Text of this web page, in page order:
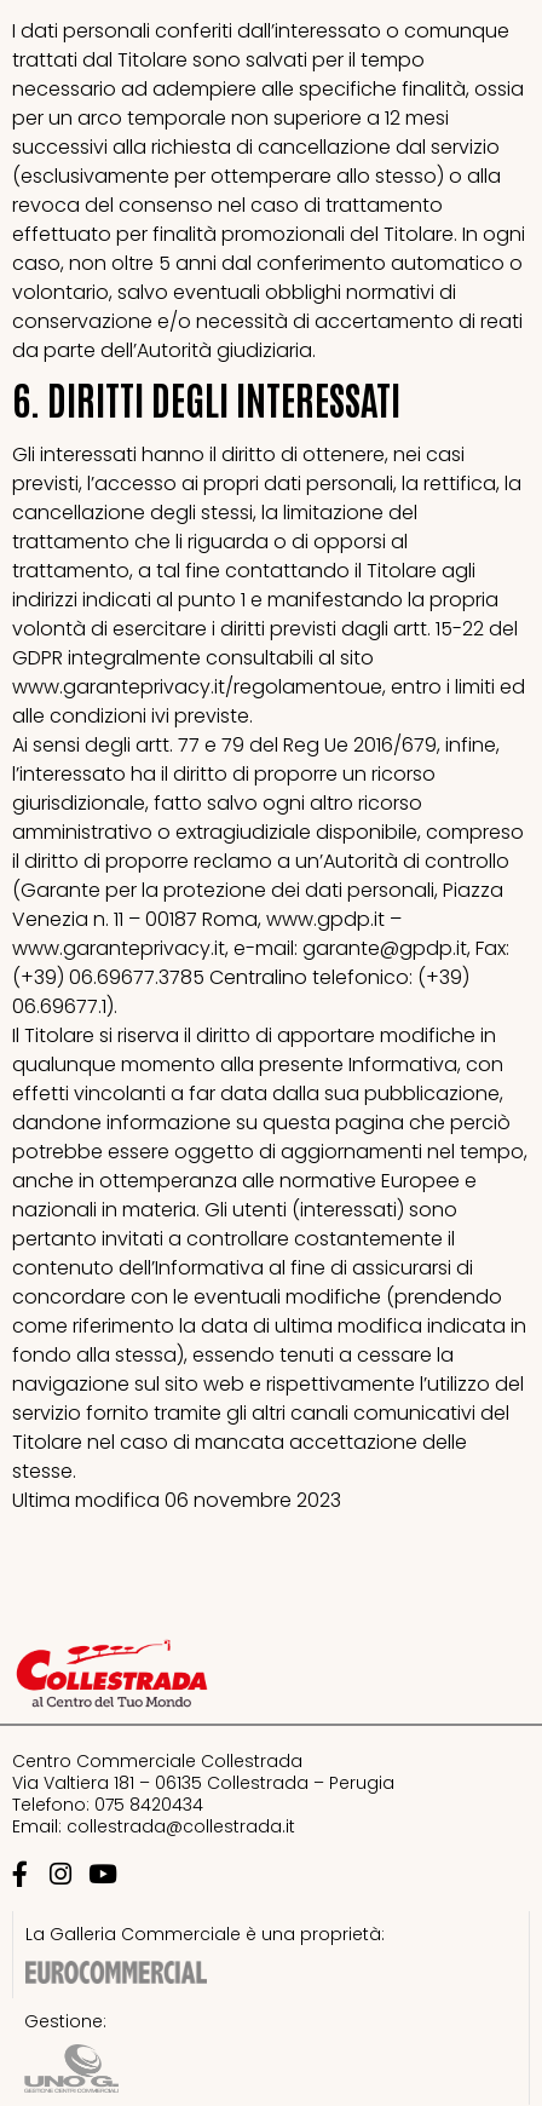
I dati personali conferiti dall’interessato o comunque
trattati dal Titolare sono salvati per il tempo
necessario ad adempiere alle specifiche finalità, ossia
per un arco temporale non superiore a 12 mesi
successivi alla richiesta di cancellazione dal servizio
(esclusivamente per ottemperare allo stesso) o alla
revoca del consenso nel caso di trattamento
effettuato per finalità promozionali del Titolare. In ogni
caso, non oltre 5 anni dal conferimento automatico o
volontario, salvo eventuali obblighi normativi di
conservazione e/o necessità di accertamento di reati
da parte dell’Autorità giudiziaria.
6. DIRITTI DEGLI INTERESSATI
Gli interessati hanno il diritto di ottenere, nei casi
previsti, l’accesso ai propri dati personali, la rettifica, la
cancellazione degli stessi, la limitazione del
trattamento che li riguarda o di opporsi al
trattamento, a tal fine contattando il Titolare agli
indirizzi indicati al punto 1 e manifestando la propria
volontà di esercitare i diritti previsti dagli artt. 15-22 del
GDPR integralmente consultabili al sito
www.garanteprivacy.it/regolamentoue, entro i limiti ed
alle condizioni ivi previste.
Ai sensi degli artt. 77 e 79 del Reg Ue 2016/679, infine,
l’interessato ha il diritto di proporre un ricorso
giurisdizionale, fatto salvo ogni altro ricorso
amministrativo o extragiudiziale disponibile, compreso
il diritto di proporre reclamo a un’Autorità di controllo
(Garante per la protezione dei dati personali, Piazza
Venezia n. 11 – 00187 Roma, www.gpdp.it –
www.garanteprivacy.it, e-mail: garante@gpdp.it, Fax:
(+39) 06.69677.3785 Centralino telefonico: (+39)
06.69677.1).
Il Titolare si riserva il diritto di apportare modifiche in
qualunque momento alla presente Informativa, con
effetti vincolanti a far data dalla sua pubblicazione,
dandone informazione su questa pagina che perciò
potrebbe essere oggetto di aggiornamenti nel tempo,
anche in ottemperanza alle normative Europee e
nazionali in materia. Gli utenti (interessati) sono
pertanto invitati a controllare costantemente il
contenuto dell’Informativa al fine di assicurarsi di
concordare con le eventuali modifiche (prendendo
come riferimento la data di ultima modifica indicata in
fondo alla stessa), essendo tenuti a cessare la
navigazione sul sito web e rispettivamente l’utilizzo del
servizio fornito tramite gli altri canali comunicativi del
Titolare nel caso di mancata accettazione delle
stesse.
Ultima modifica 06 novembre 2023
Centro Commerciale Collestrada
Via Valtiera 181 – 06135 Collestrada – Perugia
Telefono: 075 8420434
Email: collestrada@collestrada.it
La Galleria Commerciale è una proprietà:
Gestione: